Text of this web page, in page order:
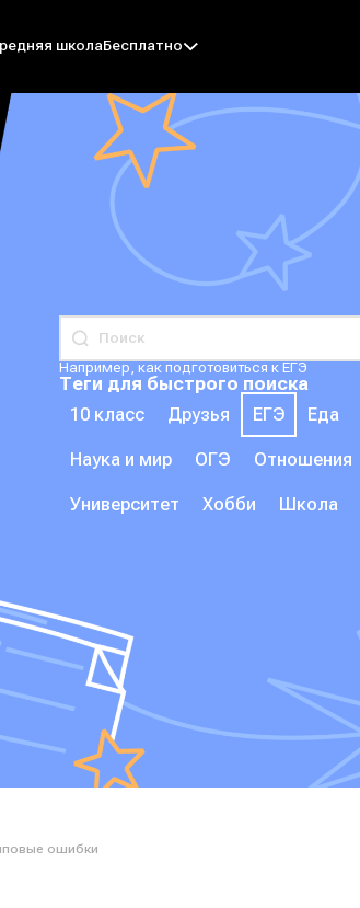
школаБесплатно
Например, как подготовиться к ЕГЭ
Теги для быстрого поиска
10 класс
Друзья ЕГЭ Еда
Наука и мир ОГЭ Отношения
Университет Хобби Школа
ошибки